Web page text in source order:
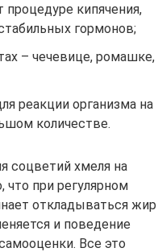
кипячения,
гормонов;
– чечевице, ромашке,
реакции организма на
количестве.
соцветий хмеля на
при регулярном
откладываться жир
и поведение
Все это